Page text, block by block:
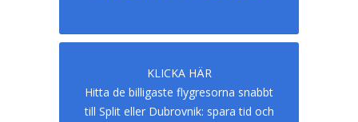
KLICKA HÄR
Hitta de billigaste flygresorna snabbt
till Split eller Dubrovnik: spara tid och